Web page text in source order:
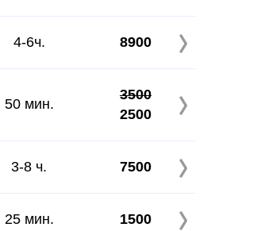
4-6ч. 8900
50 мин.
3500
2500
3-8 ч. 7500
25 мин. 1500